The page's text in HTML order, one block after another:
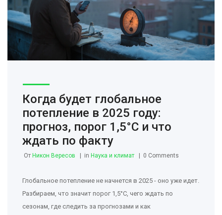
Когда будет глобальное
потепление в 2025 году:
прогноз, порог 1,5°C и что
ждать по факту
От Никон Вересов in Наука и климат 0 Comments
Глобальное потепление не начнется в 2025 - оно уже идет.
Разбираем, что значит порог 1,5°C, чего ждать по
сезонам, где следить за прогнозами и как